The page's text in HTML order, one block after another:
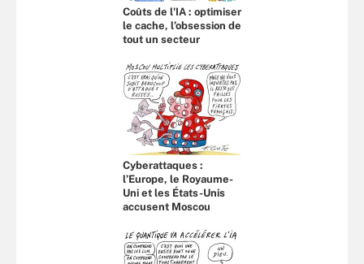
Coûts de l'IA : optimiser
le cache, l’obsession de
tout un secteur
Cyberattaques :
l’Europe, le Royaume-
Uni et les États-Unis
accusent Moscou